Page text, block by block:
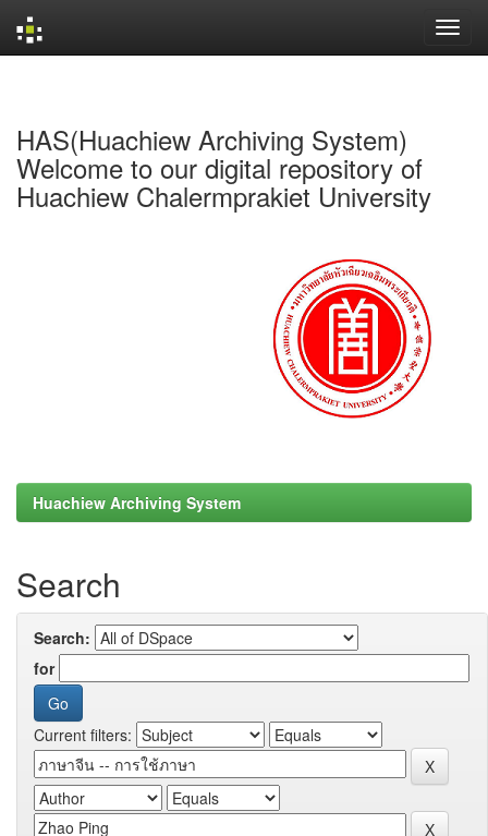
HAS(Huachiew Archiving System)
Welcome to our digital repository of
Huachiew Chalermprakiet University
Huachiew Archiving System
Search
Search:
for
Current filters: